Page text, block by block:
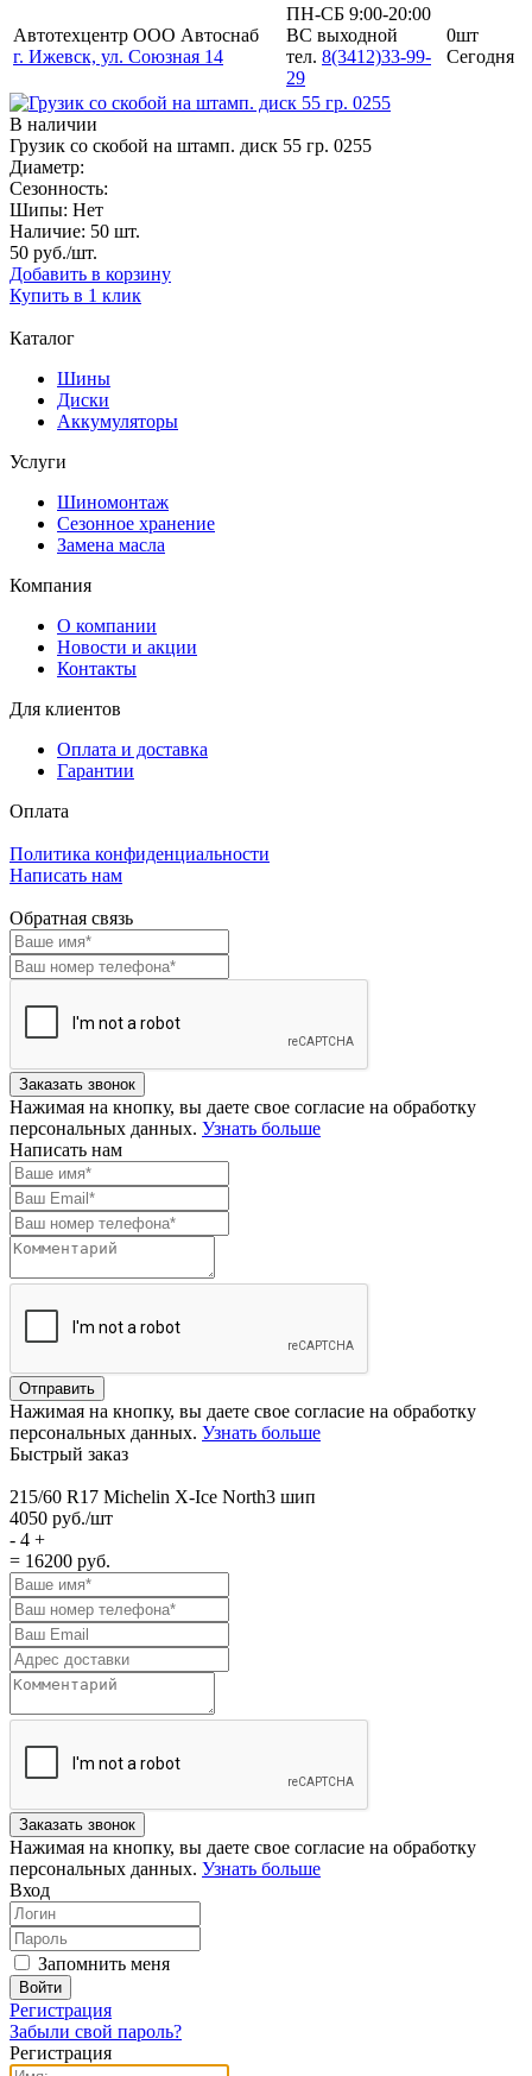
Автотехцентр ООО Автоснаб
г. Ижевск, ул. Союзная 14
ПН-СБ 9:00-20:00
ВС выходной
тел. 8(3412)33-99-
29
0шт
Сегодня
В наличии
Грузик со скобой на штамп. диск 55 гр. 0255
Диаметр:
Сезонность:
Шипы: Нет
Наличие: 50 шт.
50 руб./шт.
Добавить в корзину
Купить в 1 клик
Каталог
Шины
Диски
Аккумуляторы
Услуги
Шиномонтаж
Сезонное хранение
Замена масла
Компания
О компании
Новости и акции
Контакты
Для клиентов
Оплата и доставка
Гарантии
Оплата
Политика конфиденциальности
Написать нам
Обратная связь
Нажимая на кнопку, вы даете свое согласие на обработку
персональных данных. Узнать больше
Написать нам
Нажимая на кнопку, вы даете свое согласие на обработку
персональных данных. Узнать больше
Быстрый заказ
215/60 R17 Michelin X-Ice North3 шип
4050 руб./шт
- 4 +
= 16200 руб.
Нажимая на кнопку, вы даете свое согласие на обработку
персональных данных. Узнать больше
Вход
Запомнить меня
Регистрация
Забыли свой пароль?
Регистрация